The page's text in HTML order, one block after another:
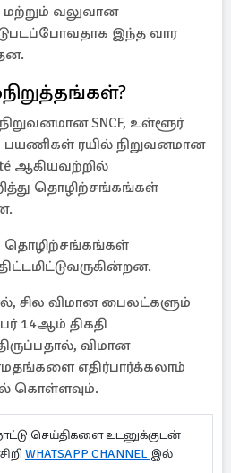
மற்றும் வலுவான
இந்த வார
SNCF, உள்ளூர்
பயணிகள் ரயில் நிறுவனமான
ஆகியவற்றில்
தொழிற்சங்கங்கள்
தொழிற்சங்கங்கள்
சில விமான பைலட்களும்
14ஆம் திகதி
விமான
எதிர்பார்க்கலாம்
கொள்ளவும்.
செய்திகளை உடனுக்குடன்
WHATSAPP CHANNEL இல்